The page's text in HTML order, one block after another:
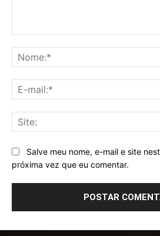
Salve meu nome, e-mail e site
próxima vez que eu comentar.